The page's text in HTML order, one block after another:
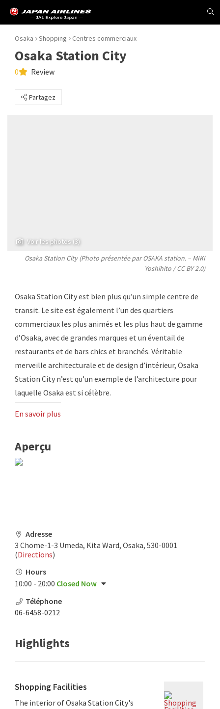
Osaka Shopping Centres commerciaux
Osaka Station City
0 Review
Partagez
Voir les photos (3)
Osaka Station City (Photo présentée par OSAKA station. – MIKI
Yoshihito /CC BY 2.0)
Osaka Station City est bien plus qu’un simple centre de
transit. Le site est également l’un des quartiers
commerciaux les plus animés et les plus haut de gamme
d’Osaka, avec de grandes marques et un éventail de
restaurants et de bars chics et branchés. Véritable
merveille architecturale et de design d’intérieur, Osaka
Station City n’est qu’un exemple de l’architecture pour
laquelle Osaka est si célèbre.
En savoir plus
Aperçu
Adresse
3 Chome-1-3 Umeda, Kita Ward, Osaka, 530-0001
(Directions)
Hours
10:00 - 20:00 Closed Now
Téléphone
06-6458-0212
Highlights
Shopping Facilities
The interior of Osaka Station City's